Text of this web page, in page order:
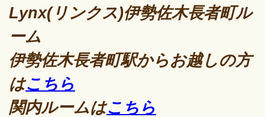
Lynx(リンクス)伊勢佐木長者町ル
ーム
伊勢佐木長者町駅からお越しの方
はこちら
関内ルームはこちら